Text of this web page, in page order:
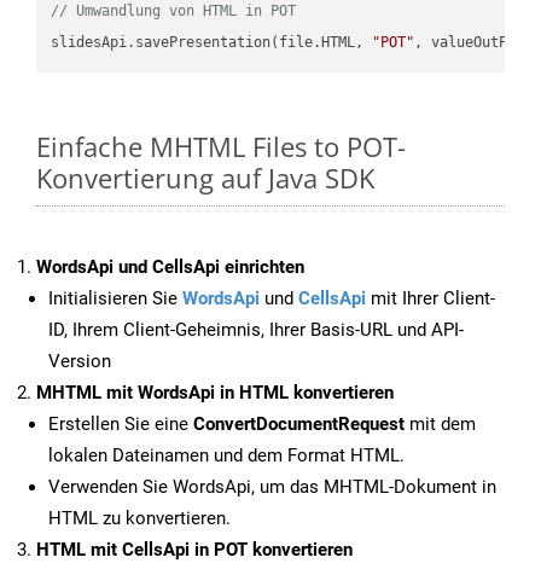
// Umwandlung von HTML in POT
slidesApi.savePresentation(file.HTML,
"POT"
Einfache MHTML Files to POT-
Konvertierung auf Java SDK
WordsApi und CellsApi einrichten
Initialisieren Sie WordsApi und CellsApi mit Ihrer Client-
ID, Ihrem Client-Geheimnis, Ihrer Basis-URL und API-
Version
MHTML mit WordsApi in HTML konvertieren
Erstellen Sie eine ConvertDocumentRequest mit dem
lokalen Dateinamen und dem Format HTML.
Verwenden Sie WordsApi, um das MHTML-Dokument in
HTML zu konvertieren.
HTML mit CellsApi in POT konvertieren